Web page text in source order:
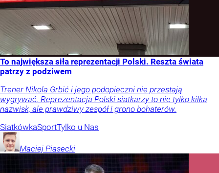
To największa siła reprezentacji Polski. Reszta świata
patrzy z podziwem
Trener Nikola Grbić i jego podopieczni nie przestają
wygrywać. Reprezentacja Polski siatkarzy to nie tylko kilka
nazwisk, ale prawdziwy zespół i grono bohaterów.
SiatkówkaSportTylko u Nas
Maciej Piasecki